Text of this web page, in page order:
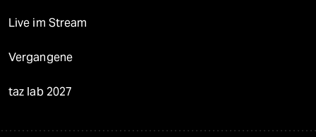
Live im Stream
Vergangene
taz lab 2027